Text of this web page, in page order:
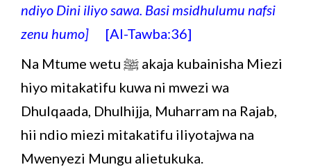
ndiyo Dini iliyo sawa. Basi msidhulumu nafsi
zenu humo] [Al-Tawba:36]
Na Mtume wetu ﷺ akaja kubainisha Miezi
hiyo mitakatifu kuwa ni mwezi wa
Dhulqaada, Dhulhijja, Muharram na Rajab,
hii ndio miezi mitakatifu iliyotajwa na
Mwenyezi Mungu alietukuka.